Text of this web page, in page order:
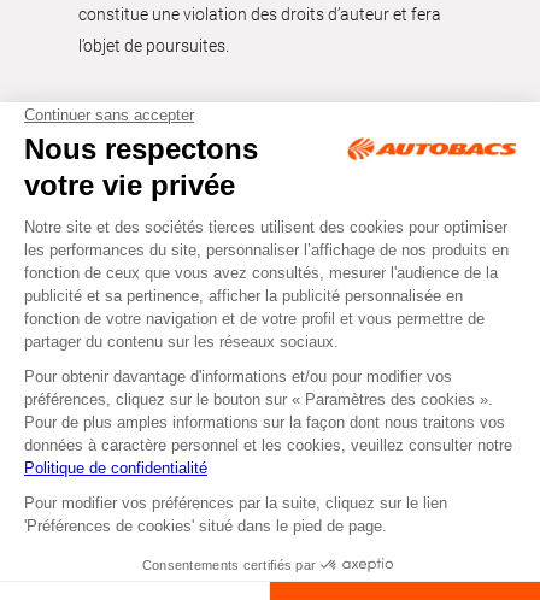
constitue une violation des droits d’auteur et fera
l’objet de poursuites.
Tous droits réservés © Autobacs
Mentions légales RGPD
Cookies CGV
Facebook Instagram